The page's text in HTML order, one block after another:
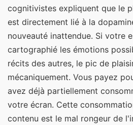
cognitivistes expliquent que le
est directement lié à la
nouveauté inattendue. Si votre
cartographié les émotions
récits des autres, le pic de
mécaniquement. Vous payez
avez déjà partiellement
votre écran. Cette
contenu est le mal rongeur de